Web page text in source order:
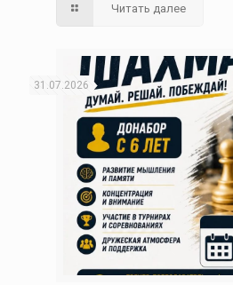
Читать далее
31.07.2026